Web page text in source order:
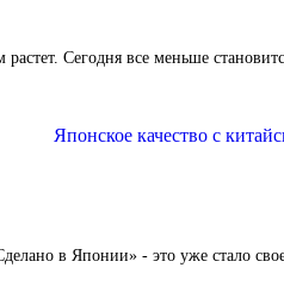
Сегодня все меньше
в Японии» - это уже стало